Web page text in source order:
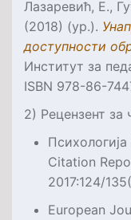
Лазаревић, Е.,
(2018) (ур.).
доступности
Институт за
ISBN 978-86-
2) Рецензент за
Психологија
Citation
2017:124/
European